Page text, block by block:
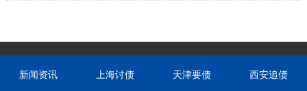
新闻资讯 上海讨债 天津要债 西安追债